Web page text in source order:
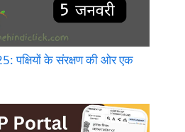
पक्षियों के संरक्षण की ओर एक